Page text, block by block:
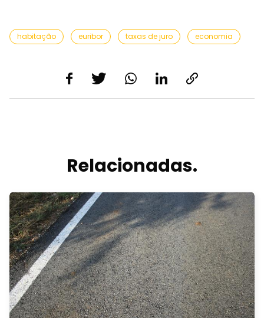
habitação euribor taxas de juro economia
Relacionadas.